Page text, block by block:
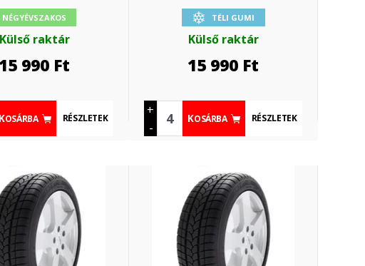
NÉGYÉVSZAKOS
Külső raktár
15 990 Ft
KOSÁRBA RÉSZLETEK
TÉLI GUMI
Külső raktár
15 990 Ft
+
-
KOSÁRBA RÉSZLETEK